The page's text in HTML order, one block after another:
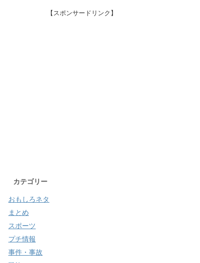
【スポンサードリンク】
カテゴリー
おもしろネタ
まとめ
スポーツ
プチ情報
事件・事故